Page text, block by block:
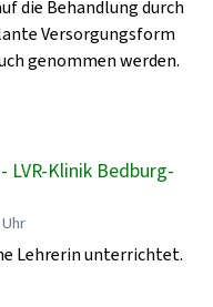
die Behandlung durch
Versorgungsform
genommen werden.
LVR-Klinik Bedburg-
Lehrerin unterrichtet.